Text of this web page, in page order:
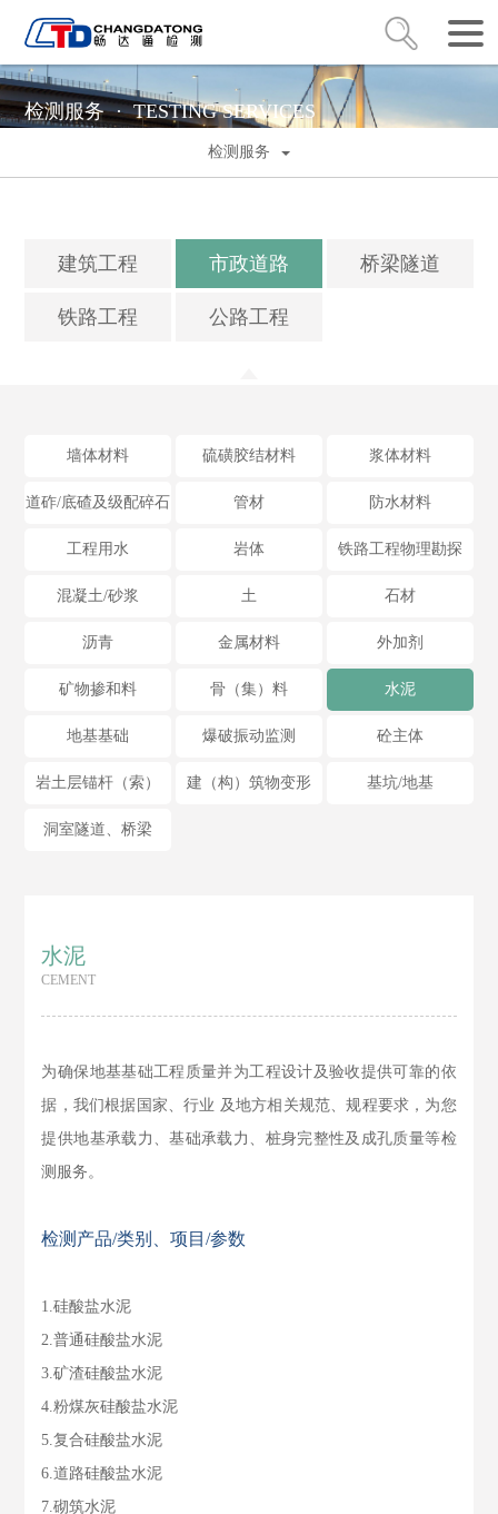
检测服务 ·TESTING SERVICES
检测服务
建筑工程 市政道路 桥梁隧道
铁路工程 公路工程
墙体材料 硫磺胶结材料 浆体材料
道砟/底碴及级配碎石 管材 防水材料
工程用水 岩体 铁路工程物理勘探
混凝土/砂浆 土 石材
沥青 金属材料 外加剂
矿物掺和料 骨（集）料 水泥
地基基础 爆破振动监测 砼主体
岩土层锚杆（索） 建（构）筑物变形 基坑/地基
洞室隧道、桥梁
水泥
CEMENT
为确保地基基础工程质量并为工程设计及验收提供可靠的依
据，我们根据国家、行业 及地方相关规范、规程要求，为您
提供地基承载力、基础承载力、桩身完整性及成孔质量等检
测服务。
检测产品/类别、项目/参数
1.硅酸盐水泥
2.普通硅酸盐水泥
3.矿渣硅酸盐水泥
4.粉煤灰硅酸盐水泥
5.复合硅酸盐水泥
6.道路硅酸盐水泥
7.砌筑水泥